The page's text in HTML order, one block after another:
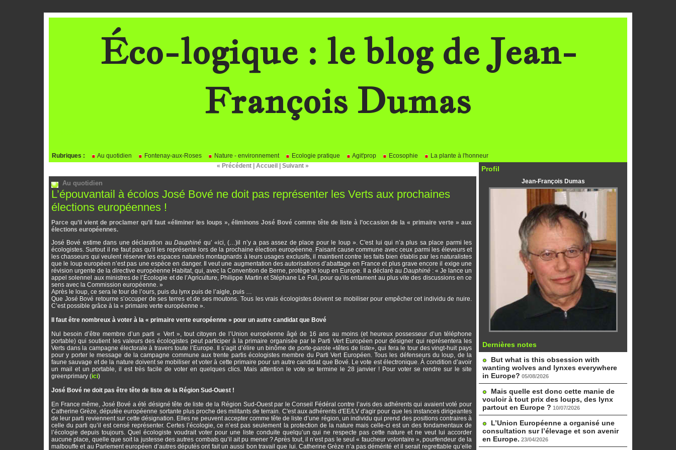
Éco-logique : le blog de Jean-
François Dumas
Rubriques : Au quotidien Fontenay-aux-Roses Nature - environnement Ecologie pratique Agit'prop Ecosophie
La plante à l'honneur
« Précédent
Accueil Suivant »
Au quotidien
L’épouvantail à écolos José Bové ne doit pas représenter les Verts aux prochaines
élections européennes !
Parce qu’il vient de proclamer qu’il faut «éliminer les loups », éliminons José Bové comme tête de liste à l’occasion de la « primaire verte » aux
élections européennes.
José Bové estime dans une déclaration auDauphiné qu’ «ici, (…)il n’y a pas assez de place pour le loup ». C'est lui qui n’a plus sa place parmi les
écologistes. Surtout il ne faut pas qu'il les représente lors de la prochaine élection européenne. Faisant cause commune avec ceux parmi les éleveurs et
les chasseurs qui veulent réserver les espaces naturels montagnards à leurs usages exclusifs, il maintient contre les faits bien établis par les naturalistes
que le loup européen n’est pas une espèce en danger. Il veut une augmentation des autorisations d’abattage en France et plus grave encore il exige une
révision urgente de la directive européenne Habitat, qui, avec la Convention de Berne, protège le loup en Europe. Il a déclaré au Dauphiné : « Je lance un
appel solennel aux ministres de l’Écologie et de l’Agriculture, Philippe Martin et Stéphane Le Foll, pour qu’ils entament au plus vite des discussions en ce
sens avec la Commission européenne. »
Après le loup, ce sera le tour de l’ours, puis du lynx puis de l’aigle, puis …
Que José Bové retourne s’occuper de ses terres et de ses moutons. Tous les vrais écologistes doivent se mobiliser pour empêcher cet individu de nuire.
C’est possible grâce à la « primaire verte européenne ».
Il faut être nombreux à voter à la « primaire verte européenne » pour un autre candidat que Bové
Nul besoin d’être membre d’un parti « Vert », tout citoyen de l’Union européenne âgé de 16 ans au moins (et heureux possesseur d’un téléphone
portable) qui soutient les valeurs des écologistes peut participer à la primaire organisée par le Parti Vert Européen pour désigner qui représentera les
Verts dans la campagne électorale à travers toute l’Europe. Il s’agit d’élire un binôme de porte-parole «têtes de liste», qui fera le tour des vingt-huit pays
pour y porter le message de la campagne commune aux trente partis écologistes membre du Parti Vert Européen. Tous les défenseurs du loup, de la
faune sauvage et de la nature doivent se mobiliser et voter à cette primaire pour un autre candidat que Bové. Le vote est électronique. À condition d’avoir
un mail et un portable, il est très facile de voter en quelques clics. Mais attention le vote se termine le 28 janvier ! Pour voter se rendre sur le site
greenprimary (ici)
José Bové ne doit pas être tête de liste de la Région Sud-Ouest !
En France même, José Bové a été désigné tête de liste de la Région Sud-Ouest par le Conseil Fédéral contre l’avis des adhérents qui avaient voté pour
Catherine Grèze, députée européenne sortante plus proche des militants de terrain. C'est aux adhérents d'EE/LV d'agir pour que les instances dirigeantes
de leur parti reviennent sur cette désignation. Elles ne peuvent accepter comme tête de liste d’une région, un individu qui prend des positions contraires à
celle du parti qu’il est censé représenter. Certes l’écologie, ce n’est pas seulement la protection de la nature mais celle-ci est un des fondamentaux de
l’écologie depuis toujours. Quel écologiste voudrait voter pour une liste conduite quelqu’un qui ne respecte pas cette nature et ne veut lui accorder
aucune place, quelle que soit la justesse des autres combats qu’il ait pu mener ? Après tout, il n’est pas le seul « faucheur volontaire », pourfendeur de la
malbouffe et au Parlement européen d’autres députés ont fait un aussi bon travail que lui. Catherine Grèze n’a pas démérité et il serait regrettable qu’elle
Profil
Jean-François Dumas
Dernières notes
But what is this obsession with
wanting wolves and lynxes everywhere
in Europe? 05/08/2026
Mais quelle est donc cette manie de
vouloir à tout prix des loups, des lynx
partout en Europe ? 10/07/2026
L’Union Européenne a organisé une
consultation sur l’élevage et son avenir
en Europe. 23/04/2026